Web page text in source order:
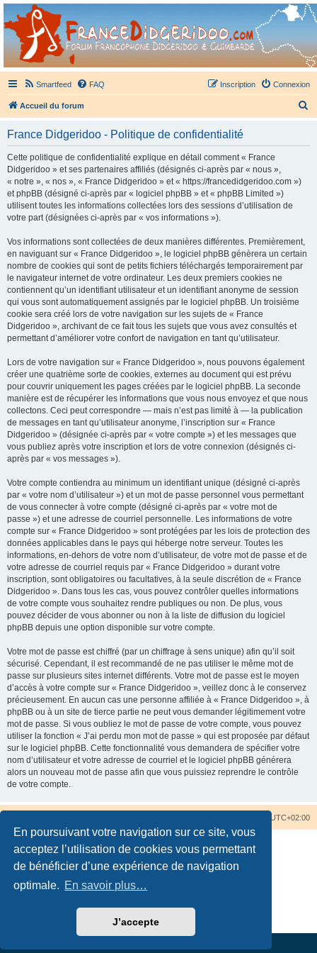
En poursuivant votre navigation sur ce site, vous
acceptez l’utilisation de cookies vous permettant
de bénéficier d’une expérience de navigation
optimale. En savoir plus…
J’accepte
France Didgeridoo
Didgeridoo et Guimbarde sur France Didgeridoo - retrouvez la communauté.
Smartfeed FAQ Connexion
Inscription
Accueil du forum
France Didgeridoo - Politique de confidentialité
Cette politique de confidentialité explique en détail comment « France
Didgeridoo » et ses partenaires affiliés (désignés ci-après par « nous »,
« notre », « nos », « France Didgeridoo » et « https://francedidgeridoo.com »)
et phpBB (désigné ci-après par « logiciel phpBB » et « phpBB Limited »)
utilisent toutes les informations collectées lors des sessions d’utilisation de
votre part (désignées ci-après par « vos informations »).
Vos informations sont collectées de deux manières différentes. Premièrement,
en naviguant sur « France Didgeridoo », le logiciel phpBB génèrera un certain
nombre de cookies qui sont de petits fichiers téléchargés temporairement par
le navigateur internet de votre ordinateur. Les deux premiers cookies ne
contiennent qu’un identifiant utilisateur et un identifiant anonyme de session
qui vous sont automatiquement assignés par le logiciel phpBB. Un troisième
cookie sera créé lors de votre navigation sur les sujets de « France
Didgeridoo », archivant de ce fait tous les sujets que vous avez consultés et
permettant d’améliorer votre confort de navigation en tant qu’utilisateur.
Lors de votre navigation sur « France Didgeridoo », nous pouvons également
créer une quatrième sorte de cookies, externes au document qui est prévu
pour couvrir uniquement les pages créées par le logiciel phpBB. La seconde
manière est de récupérer les informations que vous nous envoyez et que nous
collectons. Ceci peut correspondre — mais n’est pas limité à — la publication
de messages en tant qu’utilisateur anonyme, l’inscription sur « France
Didgeridoo » (désignée ci-après par « votre compte ») et les messages que
vous publiez après votre inscription et lors de votre connexion (désignés ci-
après par « vos messages »).
Votre compte contiendra au minimum un identifiant unique (désigné ci-après
par « votre nom d’utilisateur ») et un mot de passe personnel vous permettant
de vous connecter à votre compte (désigné ci-après par « votre mot de
passe ») et une adresse de courriel personnelle. Les informations de votre
compte sur « France Didgeridoo » sont protégées par les lois de protection des
données applicables dans le pays qui héberge notre serveur. Toutes les
informations, en-dehors de votre nom d’utilisateur, de votre mot de passe et de
votre adresse de courriel requis par « France Didgeridoo » durant votre
inscription, sont obligatoires ou facultatives, à la seule discrétion de « France
Didgeridoo ». Dans tous les cas, vous pouvez contrôler quelles informations
de votre compte vous souhaitez rendre publiques ou non. De plus, vous
pouvez décider de vous abonner ou non à la liste de diffusion du logiciel
phpBB depuis une option disponible sur votre compte.
Votre mot de passe est chiffré (par un chiffrage à sens unique) afin qu’il soit
sécurisé. Cependant, il est recommandé de ne pas utiliser le même mot de
passe sur plusieurs sites internet différents. Votre mot de passe est le moyen
d’accès à votre compte sur « France Didgeridoo », veillez donc à le conservez
précieusement. En aucun cas une personne affiliée à « France Didgeridoo », à
phpBB ou à un site de tierce partie ne peut vous demander légitimement votre
mot de passe. Si vous oubliez le mot de passe de votre compte, vous pouvez
utiliser la fonction « J’ai perdu mon mot de passe » qui est proposée par défaut
sur le logiciel phpBB. Cette fonctionnalité vous demandera de spécifier votre
nom d’utilisateur et votre adresse de courriel et le logiciel phpBB générera
alors un nouveau mot de passe afin que vous puissiez reprendre le contrôle
de votre compte.
UTC+02:00
Traduction française officielle©
Confidentialité